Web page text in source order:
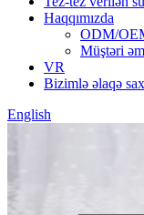
Haqqımızda
ODM/
Müştəri
VR
Bizimlə əlaqə
English